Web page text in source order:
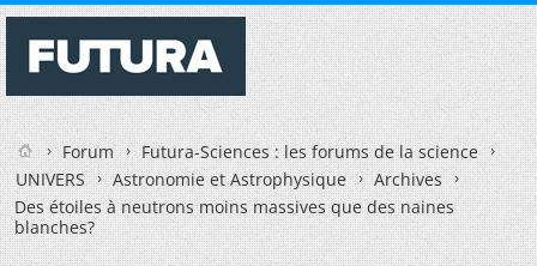
Forum
Futura-Sciences : les forums de la science
UNIVERS
Astronomie et Astrophysique
Archives
Des étoiles à neutrons moins massives que des naines
blanches?